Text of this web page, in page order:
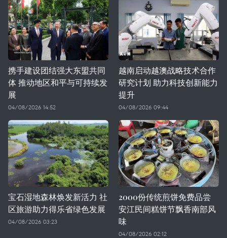
携手建设团结强大东盟共同
体 推动地区和平与可持续发
展
04/08/2026 14:52
越南启动越澳战略技术合作
研究计划 助力科技创新能力
提升
04/08/2026 09:44
宝石湿地森林焕发新活力 社
区旅游助力得乐省绿色发展
04/08/2026 03:23
2000份传统煎饼免费品尝
安江民间糕饼节飘香南部风
味
04/08/2026 02:12